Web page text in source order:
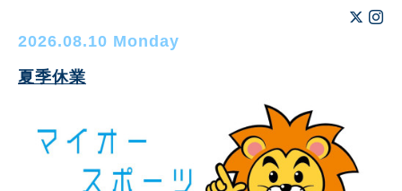
2026.08.10 Monday
夏季休業